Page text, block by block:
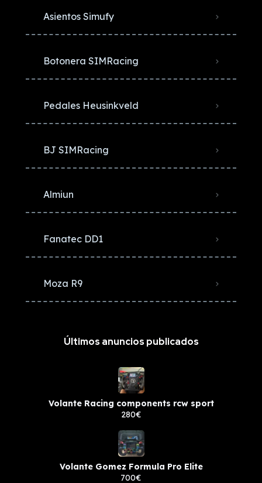
Asientos Simufy
Botonera SIMRacing
Pedales Heusinkveld
BJ SIMRacing
Almiun
Fanatec DD1
Moza R9
Últimos anuncios publicados
Volante Racing components rcw sport
280€
Volante Gomez Formula Pro Elite
700€